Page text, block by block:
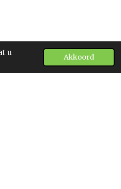
u
Akkoord